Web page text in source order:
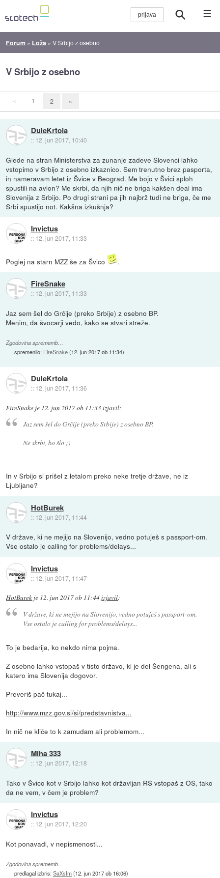
☰
Forum » Loža »V Srbijo z osebno
V Srbijo z osebno
« 1 2 »
DuleKrtola
:: 12. jun 2017, 10:40
Glede na stran Ministerstva za zunanje zadeve Slovenci lahko
vstopimo v Srbijo z osebno izkaznico. Sem trenutno brez pasporta,
in nameravam letet iz Švice v Beograd. Me bojo v Švici sploh
spustili na avion? Me skrbi, da njih nič ne briga kakšen deal ima
Slovenija z Srbijo. Po drugi strani pa jih najbrž tudi ne briga, če me
Srbi spustijo not. Kakšna izkušnja?
Invictus
:: 12. jun 2017, 11:33
Poglej na starn MZZ še za Švico .
FireSnake
:: 12. jun 2017, 11:33
Jaz sem šel do Grčije (preko Srbije) z osebno BP.
Menim, da švocarji vedo, kako se stvari streže.
Zgodovina sprememb…
spremenilo: FireSnake(12. jun 2017 ob 11:34)
DuleKrtola
:: 12. jun 2017, 11:36
FireSnake je 12. jun 2017 ob 11:33izjavil:
Jaz sem šel do Grčije (preko Srbije) z osebno BP.
Ne skrbi, bo šlo ;)
In v Srbijo si prišel z letalom preko neke tretje države, ne iz
Ljubljane?
HotBurek
:: 12. jun 2017, 11:44
V države, ki ne mejijo na Slovenijo, vedno potuješ s passport-om.
Vse ostalo je calling for problems/delays...
Invictus
:: 12. jun 2017, 11:47
HotBurek je 12. jun 2017 ob 11:44izjavil:
V države, ki ne mejijo na Slovenijo, vedno potuješ s passport-om.
Vse ostalo je calling for problems/delays...
To je bedarija, ko nekdo nima pojma.
Z osebno lahko vstopaš v tisto državo, ki je del Šengena, ali s
katero ima Slovenija dogovor.
Preveriš pač tukaj...
http://www.mzz.gov.si/si/predstavnistva...
In nič ne kliče to k zamudam ali problemom...
Miha 333
:: 12. jun 2017, 12:18
Tako v Švico kot v Srbijo lahko kot državljan RS vstopaš z OS, tako
da ne vem, v čem je problem?
Invictus
:: 12. jun 2017, 12:20
Kot ponavadi, v nepismenosti...
Zgodovina sprememb…
predlagal izbris:SaXsIm(12. jun 2017 ob 16:06)